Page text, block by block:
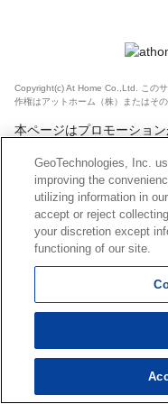
Copyright(c) At Home Co.,Ltd. この
作権はアットホーム（株）またはそ
本ページはプロモーション
GeoTechnologies, Inc.
improving the
utilizing information in
accept or reject
your discretion except
functioning of our site.